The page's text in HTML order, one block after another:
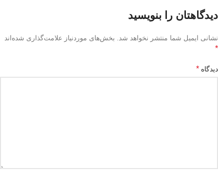
دیدگاهتان را بنویسید
نشانی ایمیل شما منتشر نخواهد شد. بخش‌های موردنیاز علامت‌گذاری شده‌اند
*
دیدگاه *